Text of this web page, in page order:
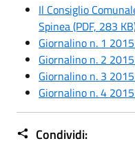
Il Consiglio
Spinea (PDF, 283
Giornalino n. 1
Giornalino n. 2
Giornalino n. 3
Giornalino n. 4
Condividi: